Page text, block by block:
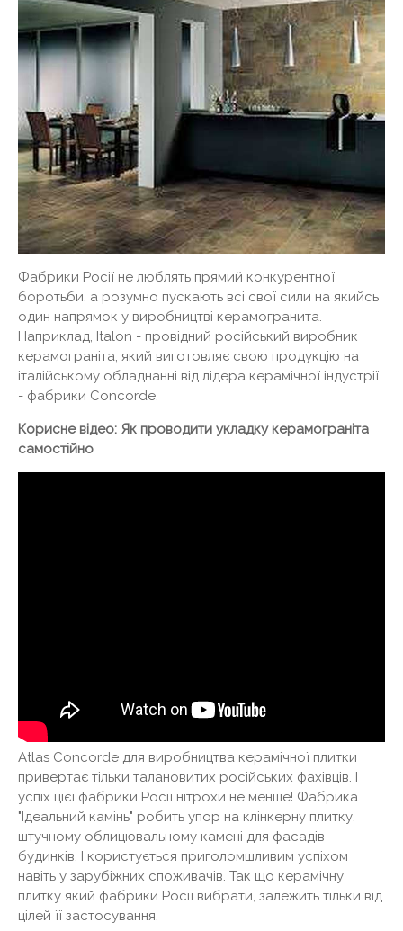
Фабрики Росії не люблять прямий конкурентної
боротьби, а розумно пускають всі свої сили на якийсь
один напрямок у виробництві керамогранита.
Наприклад, Italon - провідний російський виробник
керамограніта, який виготовляє свою продукцію на
італійському обладнанні від лідера керамічної індустрії
- фабрики Concorde.
Корисне відео: Як проводити укладку керамограніта
самостійно
Atlas Concorde для виробництва керамічної плитки
привертає тільки талановитих російських фахівців. І
успіх цієї фабрики Росії нітрохи не менше! Фабрика
"Ідеальний камінь" робить упор на клінкерну плитку,
штучному облицювальному камені для фасадів
будинків. І користується приголомшливим успіхом
навіть у зарубіжних споживачів. Так що керамічну
плитку який фабрики Росії вибрати, залежить тільки від
цілей її застосування.